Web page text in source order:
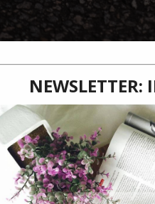
En el mundo del running, cada
que la práctica de este deporte sea